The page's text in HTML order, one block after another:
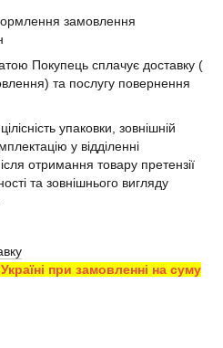
замовлення
Покупець сплачує доставку (
та послугу повернення
упаковки, зовнішній
у відділенні
отримання товару претензії
та зовнішнього вигляду
при замовленні на суму